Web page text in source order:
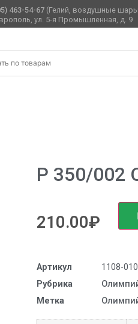
463-54-67 (Гелий, воздушные
ул. 5-я Промышленная, д. 9
Р 350/002
210.00₽
Артикул
1108-
Рубрика
Метка